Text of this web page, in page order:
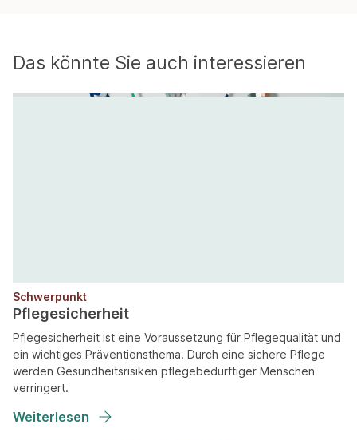
Das könnte Sie auch interessieren
Schwerpunkt
Pflegesicherheit
Pflegesicherheit ist eine Voraussetzung für Pflegequalität und
ein wichtiges Präventionsthema. Durch eine sichere Pflege
werden Gesundheitsrisiken pflegebedürftiger Menschen
verringert.
Weiterlesen